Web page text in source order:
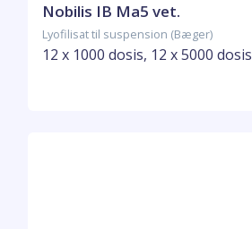
Nobilis IB Ma5 vet.
Lyofilisat til suspension (Bæger)
12 x 1000 dosis, 12 x 5000 dosis